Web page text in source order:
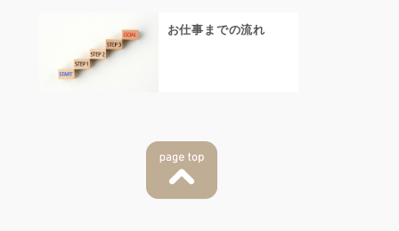
お仕事までの流れ